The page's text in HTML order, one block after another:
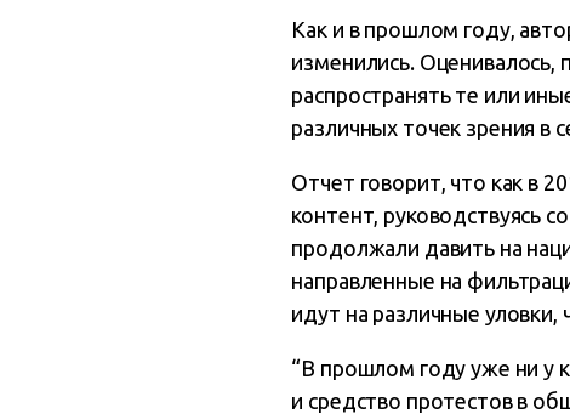
Как и в прошлом году,
изменились. Оценивалось,
распространять те или
различных точек зрения в
Отчет говорит, что как в
контент, руководствуясь
продолжали давить на
направленные на
идут на различные
“В прошлом году уже ни у
и средство протестов в